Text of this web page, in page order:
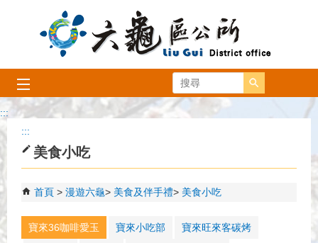
跳到主要內容區塊
搜尋
:::
:::
美食小吃
首頁 漫遊六龜 美食及伴手禮 美食小吃
寶來36咖啡愛玉 寶來小吃部
寶來旺來客碳烤